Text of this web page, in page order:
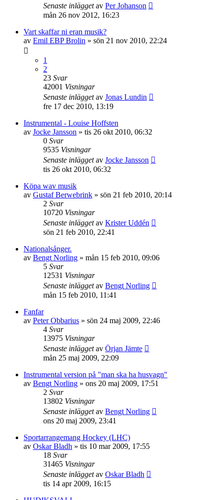
Senaste inläggetav Per Johanson
mån 26 nov 2012, 16:23
Vart skaffar ni eran musik?
av Emil EBP Brolin » sön 21 nov 2010, 22:24
1
2
23 Svar
42001 Visningar
Senaste inläggetav Jonas Lundin
fre 17 dec 2010, 13:19
Instrumental - Louise Hoffsten
av Jocke Jansson » tis 26 okt 2010, 06:32
0 Svar
9535 Visningar
Senaste inläggetav Jocke Jansson
tis 26 okt 2010, 06:32
Köpa wav musik
av Gustaf Berwebrink » sön 21 feb 2010, 20:14
2 Svar
10720 Visningar
Senaste inläggetav Krister Uddén
sön 21 feb 2010, 22:41
Nationalsånger.
av Bengt Norling » mån 15 feb 2010, 09:06
5 Svar
12531 Visningar
Senaste inläggetav Bengt Norling
mån 15 feb 2010, 11:41
Fanfar
av Peter Obbarius » sön 24 maj 2009, 22:46
4 Svar
13975 Visningar
Senaste inläggetav Örjan Jämte
mån 25 maj 2009, 22:09
Instrumental version på "man ska ha husvagn"
av Bengt Norling » ons 20 maj 2009, 17:51
2 Svar
13802 Visningar
Senaste inläggetav Bengt Norling
ons 20 maj 2009, 23:41
Sportarrangemang Hockey (LHC)
av Oskar Bladh » tis 10 mar 2009, 17:55
18 Svar
31465 Visningar
Senaste inläggetav Oskar Bladh
tis 14 apr 2009, 16:15